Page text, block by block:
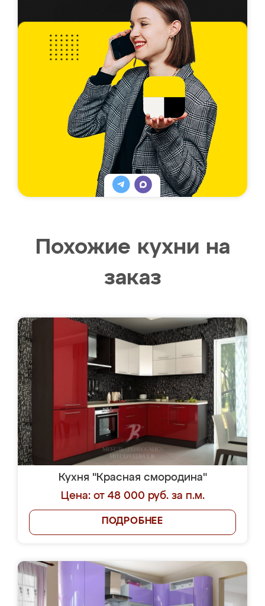
Похожие кухни на
заказ
Кухня "Красная смородина"
Цена: от 48 000 руб. за п.м.
ПОДРОБНЕЕ